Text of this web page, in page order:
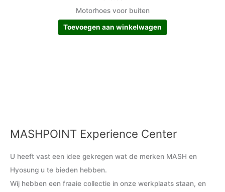
Motorhoes voor buiten
Toevoegen aan winkelwagen
MASHPOINT Experience Center
U heeft vast een idee gekregen wat de merken MASH en
Hyosung u te bieden hebben.
Wij hebben een fraaie collectie in onze werkplaats staan, en